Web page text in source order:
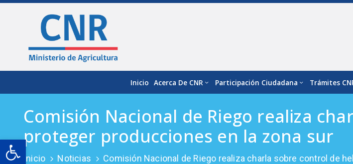
Open toolbar
Inicio Acerca De CNR Participación Ciudadana Trámites
Comisión Nacional de Riego realiza
proteger producciones en la zona sur
Inicio Noticias Comisión Nacional de Riego realiza charla sobre control de